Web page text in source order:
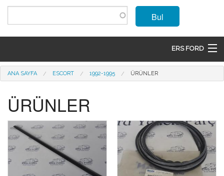
Ana içeriğe atla
Bul
ERS FORD
ANASAYFA
MODELLER
ÜRÜNLER
İLETIŞIM
Buradasınız
ANA SAYFA ESCORT 1992-1995 ÜRÜNLER
ÜRÜNLER